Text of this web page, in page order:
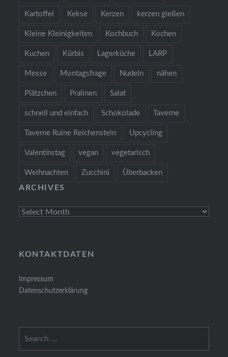
Kartoffel Kekse Kerzen kerzen gießen
Kleine Kleinigkeiten Kochbuch Kochen
Kuchen Kürbis Lagerküche LARP
Messe Montagsfrage Nudeln nähen
Plätzchen Pralinen Salat
schnell und einfach Schokolade Taverne
Taverne Ruine Reichenstein Upcycling
Valentinstag vegan vegetarisch
Weihnachten Zucchini Überbacken
ARCHIVES
Archives
KONTAKTDATEN
Impressum
Datenschutzerklärung